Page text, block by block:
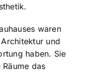
waren
und
haben. Sie
das